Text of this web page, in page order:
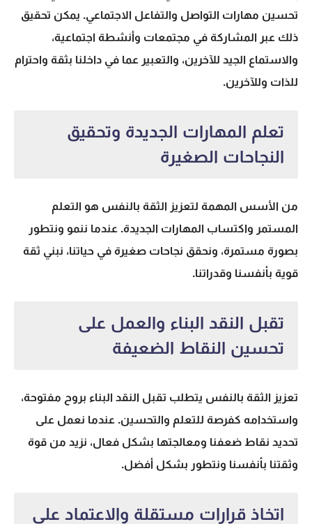
تحسين مهارات التواصل والتفاعل الاجتماعي. يمكن تحقيق
ذلك عبر المشاركة في مجتمعات وأنشطة اجتماعية،
والاستماع الجيد للآخرين، والتعبير عما في داخلنا بثقة واحترام
للذات وللآخرين.
تعلم المهارات الجديدة وتحقيق
النجاحات الصغيرة
من الأسس المهمة لتعزيز الثقة بالنفس هو التعلم
المستمر واكتساب المهارات الجديدة. عندما ننمو ونتطور
بصورة مستمرة، ونحقق نجاحات صغيرة في حياتنا، نبني ثقة
قوية بأنفسنا وقدراتنا.
تقبل النقد البناء والعمل على
تحسين النقاط الضعيفة
تعزيز الثقة بالنفس يتطلب تقبل النقد البناء بروح مفتوحة،
واستخدامه كفرصة للتعلم والتحسين. عندما نعمل على
تحديد نقاط ضعفنا ومعالجتها بشكل فعال، نزيد من قوة
وثقتنا بأنفسنا ونتطور بشكل أفضل.
اتخاذ قرارات مستقلة والاعتماد على